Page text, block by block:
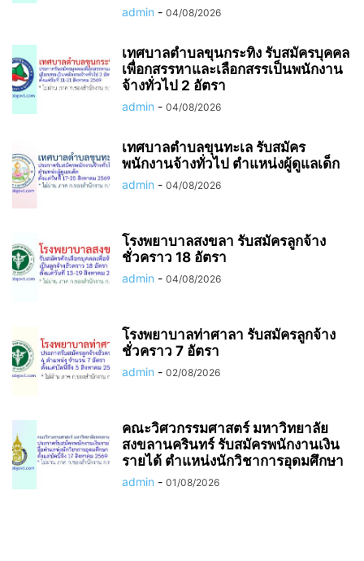
admin - 04/08/2026
เทศบาลตำบลขุนกระทิง รับสมัครบุคคล
เพื่อกสรรหาและเลือกสรรเป็นพนักงาน
จ้างทั่วไป 2 อัตรา
admin - 04/08/2026
เทศบาลตำบลขุนทะเล รับสมัคร
พนักงานจ้างทั่วไป ตำแหน่งผู้ดูแลเด็ก
admin - 04/08/2026
โรงพยาบาลสงขลา รับสมัครลูกจ้าง
ชั่วคราว 18 อัตรา
admin - 04/08/2026
โรงพยาบาลท่าศาลา รับสมัครลูกจ้าง
ชั่วคราว 7 อัตรา
admin - 02/08/2026
คณะวิศวกรรมศาสตร์ มหาวิทยาลัย
สงขลานครินทร์ รับสมัครพนักงานเงิน
รายได้ ตำแหน่งนักวิชาการอุดมศึกษา
admin - 01/08/2026